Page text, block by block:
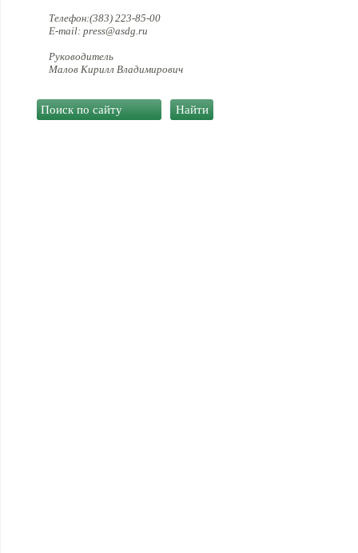
Телефон:(383) 223-85-00
E-mail: press@asdg.ru
Руководитель
Малов Кирилл Владимирович